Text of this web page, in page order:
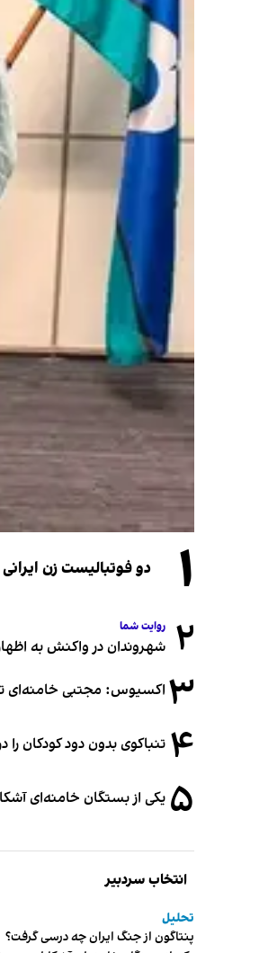
۱ دو فوتبالیست زن ایرانی ۵ ماه پس از پناهندگی، شهروند استرالیا شدند
۲ روایت شما
شهروندان در واکنش به
۳ اکسیوس: مجتبی خامنه‌ای
۴ تنباکوی بدون دود کودکان را
۵ یکی از بستگان خامنه‌ای
انتخاب سردبیر
تحلیل
پنتاگون از جنگ ایران چه درسی گرفت؟